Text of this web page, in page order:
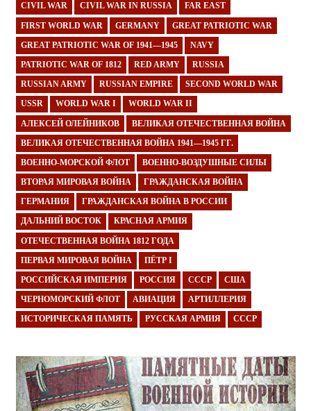
CIVIL WAR CIVIL WAR IN RUSSIA FAR EAST
FIRST WORLD WAR GERMANY GREAT PATRIOTIC WAR
GREAT PATRIOTIC WAR OF 1941—1945 NAVY
PATRIOTIC WAR OF 1812 RED ARMY RUSSIA
RUSSIAN ARMY RUSSIAN EMPIRE SECOND WORLD WAR
USSR WORLD WAR I WORLD WAR II
АЛЕКСЕЙ ОЛЕЙНИКОВ ВЕЛИКАЯ ОТЕЧЕСТВЕННАЯ ВОЙНА
ВЕЛИКАЯ ОТЕЧЕСТВЕННАЯ ВОЙНА 1941—1945 ГГ.
ВОЕННО-МОРСКОЙ ФЛОТ ВОЕННО-ВОЗДУШНЫЕ СИЛЫ
ВТОРАЯ МИРОВАЯ ВОЙНА ГРАЖДАНСКАЯ ВОЙНА
ГЕРМАНИЯ ГРАЖДАНСКАЯ ВОЙНА В РОССИИ
ДАЛЬНИЙ ВОСТОК КРАСНАЯ АРМИЯ
ОТЕЧЕСТВЕННАЯ ВОЙНА 1812 ГОДА
ПЕРВАЯ МИРОВАЯ ВОЙНА ПЁТР I
РОССИЙСКАЯ ИМПЕРИЯ РОССИЯ СССР США
ЧЕРНОМОРСКИЙ ФЛОТ АВИАЦИЯ АРТИЛЛЕРИЯ
ИСТОРИЧЕСКАЯ ПАМЯТЬ РУССКАЯ АРМИЯ СССР